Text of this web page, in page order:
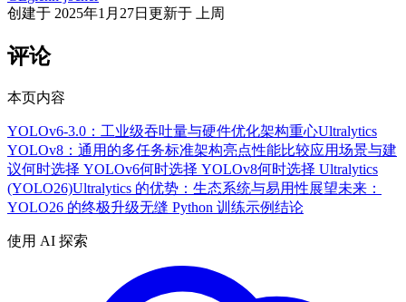
创建于 2025年1月27日 更新于 上周
评论
本页内容
YOLOv6-3.0：工业级吞吐量与硬件优化架构重心Ultralytics
YOLOv8：通用的多任务标准架构亮点性能比较应用场景与建
议何时选择 YOLOv6何时选择 YOLOv8何时选择 Ultralytics
(YOLO26)Ultralytics 的优势：生态系统与易用性展望未来：
YOLO26 的终极升级无缝 Python 训练示例结论
使用 AI 探索